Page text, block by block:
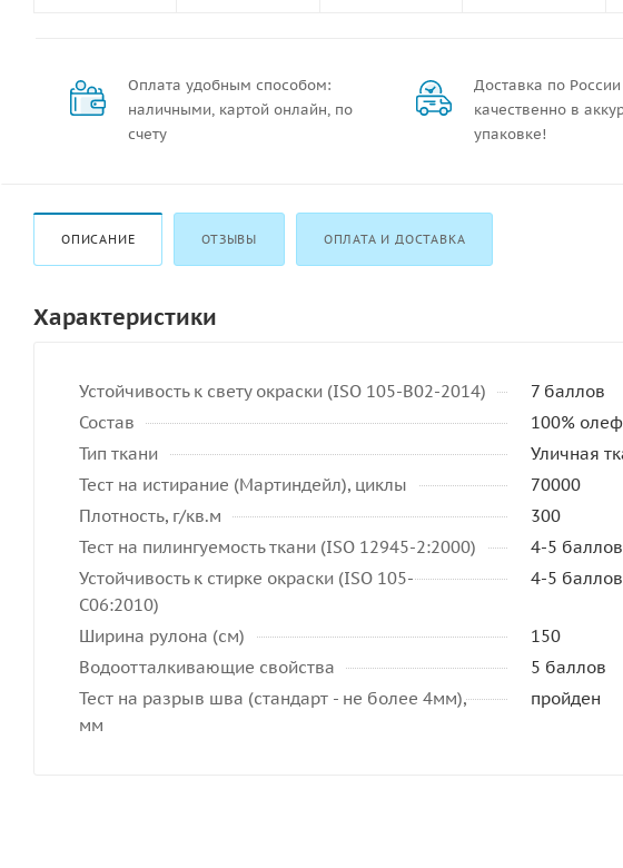
Оплата удобным способом:
наличными, картой онлайн, по
счету
Доставка по
качественно в
упаковке!
ОПИСАНИЕ ОТЗЫВЫ ОПЛАТА И ДОСТАВКА
Характеристики
Устойчивость к свету окраски (ISO 105-B02-2014)
7 баллов
Состав
100%
Тип ткани
Уличная
Тест на истирание (Мартиндейл), циклы
70000
Плотность, г/кв.м
300
Тест на пилингуемость ткани (ISO 12945-2:2000)
4-5 баллов
Устойчивость к стирке окраски (ISO 105-
C06:2010)
4-5 баллов
Ширина рулона (см)
150
Водоотталкивающие свойства
5 баллов
Тест на разрыв шва (стандарт - не более 4мм),
мм
пройден